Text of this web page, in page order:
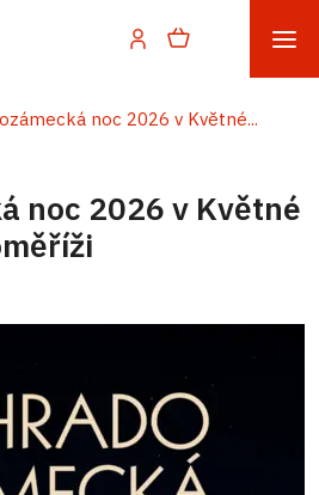
noc 2026 v Květné...
noc 2026 v Květné